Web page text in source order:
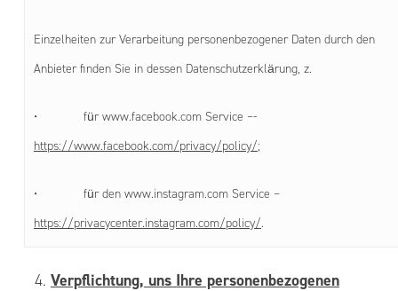
Einzelheiten zur Verarbeitung personenbezogener Daten durch den
Anbieter finden Sie in dessen Datenschutzerklärung, z.
• für www.facebook.com Service –-
https://www.facebook.com/privacy/policy/;
• für den www.instagram.com Service –
https://privacycenter.instagram.com/policy/.
Verpflichtung, uns Ihre personenbezogenen